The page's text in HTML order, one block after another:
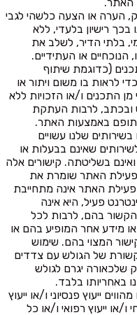
הערה או הצעה כלשהי לגבי
רישיון בלעדי, ללא
בלתי הדיר, לשלב את
או העתידיים.
(כדוגמת שיתוף
לראות בו משום ויתור או
התכנים ו/או הזכויות ללא
ובכתב, לרבות העתקת
באמצעות האתר.
שלנו עשויים
שאינם בבעלות או
בשליטתה. קישורים אלה
האתר שומרת את
האתר אינה מתחייבת
פעיל, היא אינה
בהם, לרבות לכל
מידע אחר המופיע בהם או
המצוי בהם. שימוש
של הגולש עם צדדים
שלכאורה יגרם לגולש
באחריותו בלבד.
ייעוץ פנסיוני ו/או ייעוץ
ו/או ייעוץ רפואי ו/או כל